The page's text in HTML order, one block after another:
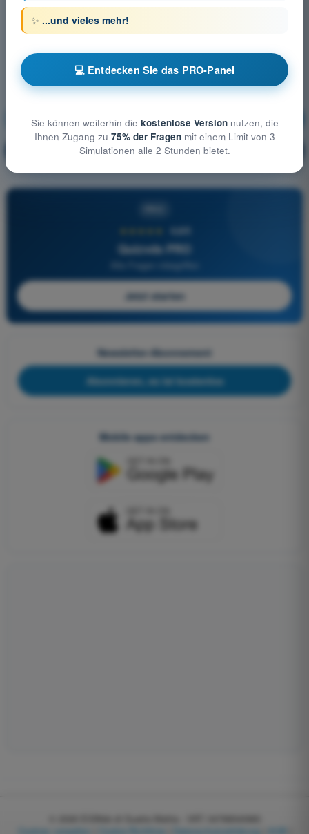
Betriebsverfahren Ausbildung!
🔒 PRO Erläuterung der Frage
4,6/5
Quizvds PRO
Alle Fragen inbegriffen
Jetzt starten
Newsletter-Abonnement
Abonnieren, es ist kostenlos
Mobile apps entdecken
✨ ...und vieles mehr!
💻 Entdecken Sie das PRO-Panel
Sie können weiterhin die kostenlose Versionnutzen, die
Ihnen Zugang zu 75% der Fragenmit einem Limit von 3
Simulationen alle 2 Stunden bietet.
Cookies verwalten
Datenschutzerklärung